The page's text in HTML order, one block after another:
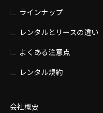
ラインナップ
レンタルとリースの違い
よくある注意点
レンタル規約
会社概要